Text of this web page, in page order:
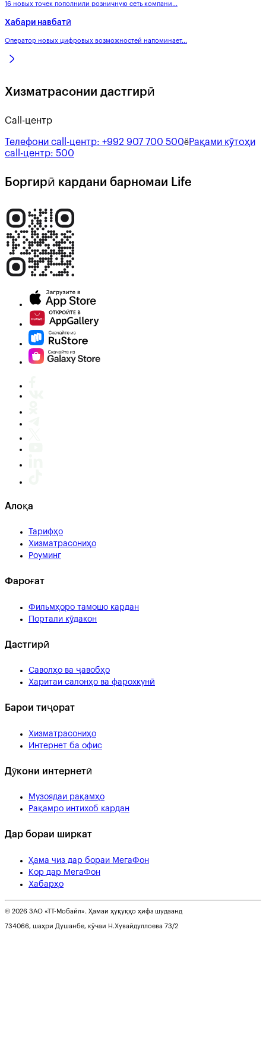
16 новых точек пополнили розничную сеть компани...
Хабари навбатӣ
Оператор новых цифровых возможностей напоминает...
Хизматрасонии дастгирӣ
Call-центр
Телефони call-центр: +992 907 700 500ёРақами кӯтоҳи
call-центр: 500
Боргирӣ кардани барномаи Life
Алоқа
Тарифҳо
Хизматрасониҳо
Роуминг
Фароғат
Фильмҳоро тамошо кардан
Портали кӯдакон
Дастгирӣ
Саволҳо ва ҷавобҳо
Харитаи салонҳо ва фарохкунӣ
Барои тиҷорат
Хизматрасониҳо
Интернет ба офис
Дӯкони интернетӣ
Музоядаи рақамҳо
Рақамро интихоб кардан
Дар бораи ширкат
Ҳама чиз дар бораи МегаФон
Кор дар МегаФон
Хабарҳо
© 2026 ЗАО «ТТ-Мобайл». Ҳамаи ҳуқуқҳо ҳифз шудаанд
734066, шаҳри Душанбе, кӯчаи Н.Хувайдуллоева 73/2